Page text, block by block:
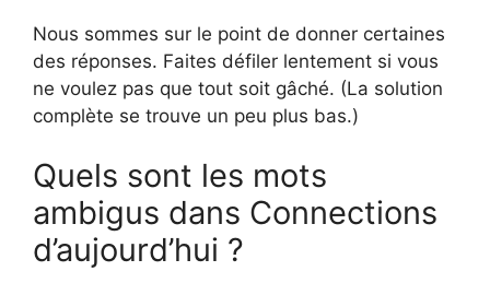
Nous sommes sur le point de donner certaines
des réponses. Faites défiler lentement si vous
ne voulez pas que tout soit gâché. (La solution
complète se trouve un peu plus bas.)
Quels sont les mots
ambigus dans Connections
d’aujourd’hui ?